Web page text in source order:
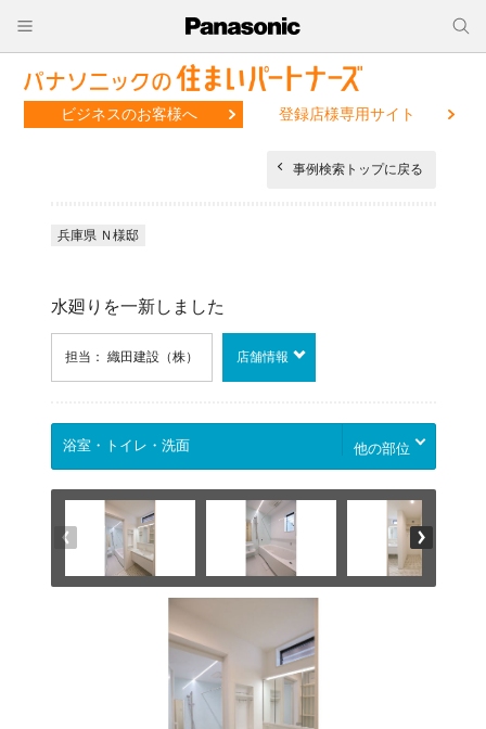
ビジネスのお客様へ 登録店様専用サイト
事例検索トップに戻る
兵庫県 Ｎ様邸
水廻りを一新しました
担当： 織田建設（株） 店舗情報
他の部位